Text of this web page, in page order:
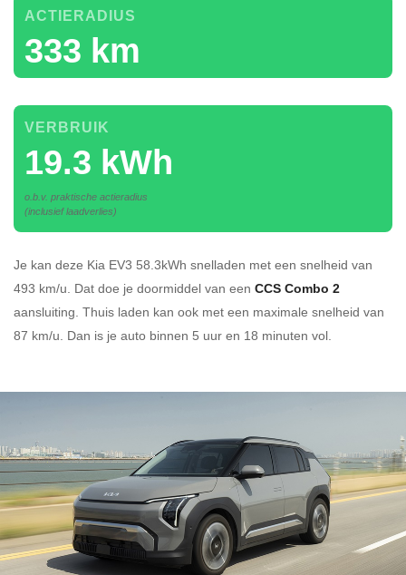
333 km
ACTIERADIUS
19.3 kWh
VERBRUIK
o.b.v. praktische actieradius
(inclusief laadverlies)
Je kan deze Kia EV3 58.3kWh snelladen met een snelheid van
493 km/u. Dat doe je doormiddel van een CCS Combo 2
aansluiting. Thuis laden kan ook met een maximale snelheid van
87 km/u. Dan is je auto binnen 5 uur en 18 minuten vol.